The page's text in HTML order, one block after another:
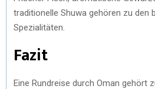
traditionelle Shuwa gehören zu den
Spezialitäten.
Fazit
Eine Rundreise durch Oman gehört